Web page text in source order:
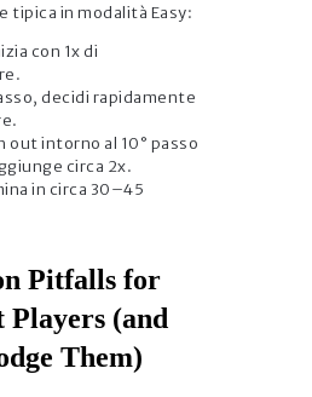
tipica in modalità Easy:
con 1x di
decidi rapidamente
out intorno al 10° passo
circa 2x.
in circa 30–45
Pitfalls for
Players (and
Them)